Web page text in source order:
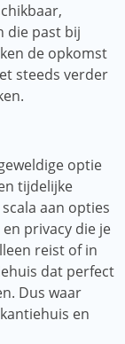
die past bij
de opkomst
steeds verder
optie
tijdelijke
aan opties
privacy die je
reist of in
dat perfect
Dus waar
en